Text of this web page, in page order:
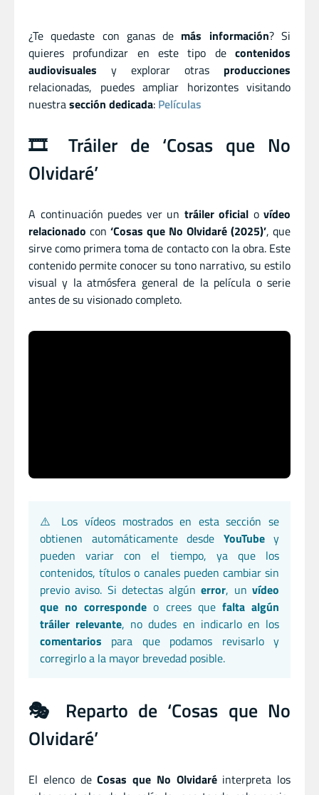
¿Te quedaste con ganas de más información? Si
quieres profundizar en este tipo de contenidos
audiovisuales y explorar otras producciones
relacionadas, puedes ampliar horizontes visitando
nuestrasección dedicada: Películas
🎞️ Tráiler de ‘Cosas que No
Olvidaré’
A continuación puedes ver un tráiler oficial o vídeo
relacionado con ‘Cosas que No Olvidaré (2025)’, que
sirve como primera toma de contacto con la obra. Este
contenido permite conocer su tono narrativo, su estilo
visual y la atmósfera general de la película o serie
antes de su visionado completo.
⚠️ Los vídeos mostrados en esta sección se
obtienen automáticamente desde YouTubey
pueden variar con el tiempo, ya que los
contenidos, títulos o canales pueden cambiar sin
previo aviso. Si detectas algúnerror, unvídeo
que no corresponde o crees que falta algún
tráiler relevante, no dudes en indicarlo en los
comentarios para que podamos revisarlo y
corregirlo a la mayor brevedad posible.
🎭 Reparto de ‘Cosas que No
Olvidaré’
El elenco deCosas que No Olvidaréinterpreta los